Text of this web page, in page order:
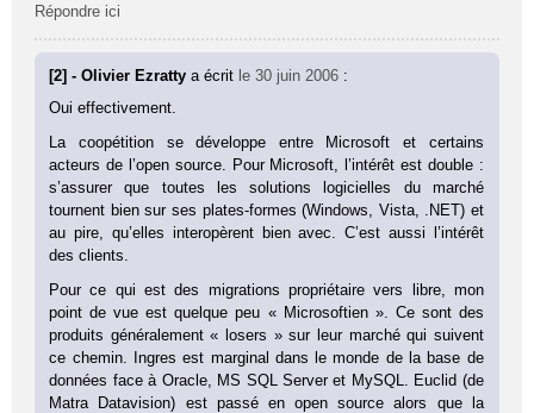
Répondre ici
[2] - Olivier Ezrattya écrit le 30 juin 2006 :
Oui effectivement.
La coopétition se développe entre Microsoft et certains
acteurs de l’open source. Pour Microsoft, l’intérêt est double :
s’assurer que toutes les solutions logicielles du marché
tournent bien sur ses plates-formes (Windows, Vista, .NET) et
au pire, qu’elles interopèrent bien avec. C’est aussi l’intérêt
des clients.
Pour ce qui est des migrations propriétaire vers libre, mon
point de vue est quelque peu « Microsoftien ». Ce sont des
produits généralement « losers » sur leur marché qui suivent
ce chemin. Ingres est marginal dans le monde de la base de
données face à Oracle, MS SQL Server et MySQL. Euclid (de
Matra Datavision) est passé en open source alors que la